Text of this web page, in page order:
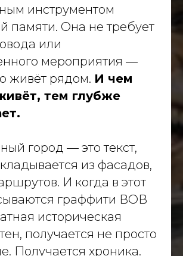
инструментом
памяти. Она не требует
или
мероприятия —
живёт рядом. И чем
тем глубже
город — это текст,
из фасадов,
И когда в этот
граффити ВОВ
историческая
получается не просто
Получается хроника.
и бизнеса